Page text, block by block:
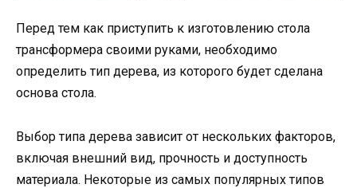
Перед тем как приступить к изготовлению стола
трансформера своими руками, необходимо
определить тип дерева, из которого будет сделана
основа стола.
Выбор типа дерева зависит от нескольких факторов,
включая внешний вид, прочность и доступность
материала. Некоторые из самых популярных типов